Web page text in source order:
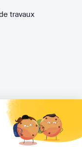
travaux